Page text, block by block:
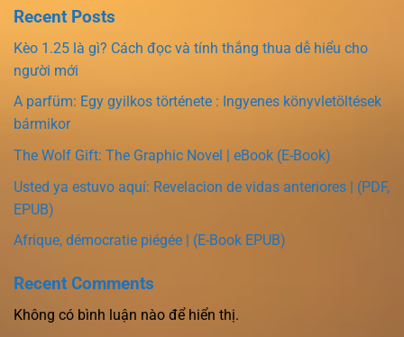
Recent Posts
Kèo 1.25 là gì? Cách đọc và tính thắng thua dễ hiểu cho
người mới
A parfüm: Egy gyilkos története : Ingyenes könyvletöltések
bármikor
The Wolf Gift: The Graphic Novel | eBook (E-Book)
Usted ya estuvo aquí: Revelacion de vidas anteriores | (PDF,
EPUB)
Afrique, démocratie piégée | (E-Book EPUB)
Recent Comments
Không có bình luận nào để hiển thị.